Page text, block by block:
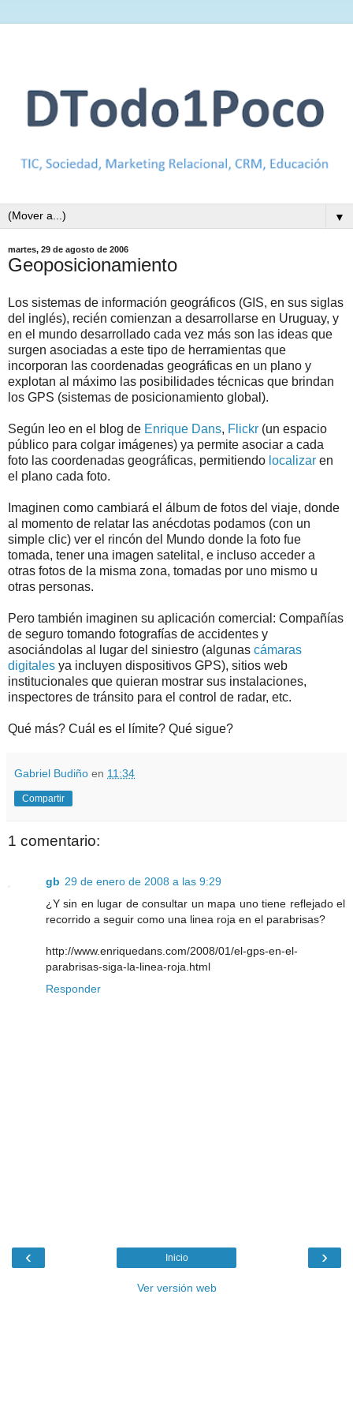
▼
martes, 29 de agosto de 2006
Geoposicionamiento
Los sistemas de información geográficos (GIS, en sus siglas
del inglés), recién comienzan a desarrollarse en Uruguay, y
en el mundo desarrollado cada vez más son las ideas que
surgen asociadas a este tipo de herramientas que
incorporan las coordenadas geográficas en un plano y
explotan al máximo las posibilidades técnicas que brindan
los GPS (sistemas de posicionamiento global).
Según leo en el blog de Enrique Dans, Flickr (un espacio
público para colgar imágenes) ya permite asociar a cada
foto las coordenadas geográficas, permitiendo localizar en
el plano cada foto.
Imaginen como cambiará el álbum de fotos del viaje, donde
al momento de relatar las anécdotas podamos (con un
simple clic) ver el rincón del Mundo donde la foto fue
tomada, tener una imagen satelital, e incluso acceder a
otras fotos de la misma zona, tomadas por uno mismo u
otras personas.
Pero también imaginen su aplicación comercial: Compañías
de seguro tomando fotografías de accidentes y
asociándolas al lugar del siniestro (algunas cámaras
digitales ya incluyen dispositivos GPS), sitios web
institucionales que quieran mostrar sus instalaciones,
inspectores de tránsito para el control de radar, etc.
Qué más? Cuál es el límite? Qué sigue?
Gabriel Budiño en 11:34
Compartir
1 comentario:
gb 29 de enero de 2008 a las 9:29
¿Y sin en lugar de consultar un mapa uno tiene reflejado el
recorrido a seguir como una linea roja en el parabrisas?
http://www.enriquedans.com/2008/01/el-gps-en-el-
parabrisas-siga-la-linea-roja.html
Responder
‹ ›
Inicio
Ver versión web